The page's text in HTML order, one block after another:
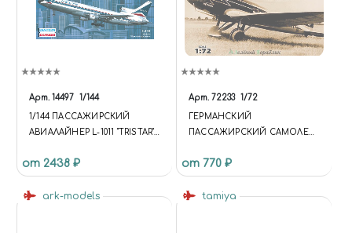
Арт. 14497 1/144
1/144 ПАССАЖИРСКИЙ
АВИАЛАЙНЕР L-1011 "TRISTAR"
от 2438 ₽
Арт. 72233 1/72
ГЕРМАНСКИЙ
ПАССАЖИРСКИЙ САМОЛЕТ
от 770 ₽
ark-models tamiya